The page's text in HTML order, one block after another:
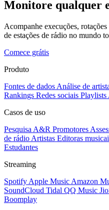
Monitore qualquer
Acompanhe execuções,
de estações de rádio no mundo
Comece grátis
Produto
Fontes de dados Análise de
Rankings Redes sociais Playlists
Casos de uso
Pesquisa A&R Promotores
de rádio Artistas Editoras
Estudantes
Streaming
Spotify Apple Music Amazon
SoundCloud Tidal QQ Music
Boomplay